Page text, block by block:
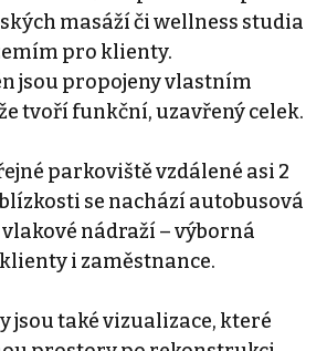
masáží či wellness studia
pro klienty.
jsou propojeny vlastním
tvoří funkční, uzavřený celek.
parkoviště vzdálené asi 2
se nachází autobusová
nádraží – výborná
i zaměstnance.
jsou také vizualizace, které